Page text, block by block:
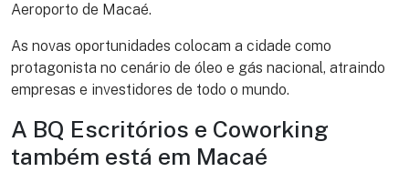
Aeroporto de Macaé.
As novas oportunidades colocam a cidade como
protagonista no cenário de óleo e gás nacional, atraindo
empresas e investidores de todo o mundo.
A BQ Escritórios e Coworking
também está em Macaé